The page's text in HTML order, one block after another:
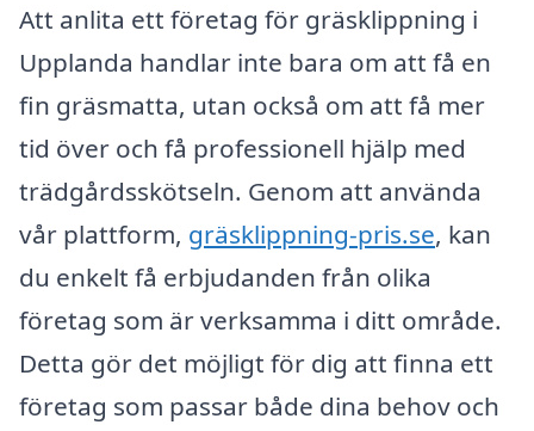
Att anlita ett företag för gräsklippning i
Upplanda handlar inte bara om att få en
fin gräsmatta, utan också om att få mer
tid över och få professionell hjälp med
trädgårdsskötseln. Genom att använda
vår plattform, gräsklippning-pris.se, kan
du enkelt få erbjudanden från olika
företag som är verksamma i ditt område.
Detta gör det möjligt för dig att finna ett
företag som passar både dina behov och